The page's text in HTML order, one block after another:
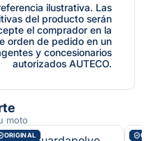
ilustrativa. Las
del producto serán
el comprador en la
orden de pedido en un
y concesionarios
autorizados AUTECO.
moto
ORIGINAL